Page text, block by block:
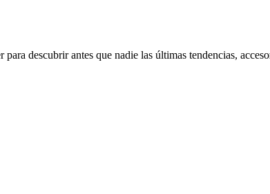
descubrir antes que nadie las últimas tendencias,